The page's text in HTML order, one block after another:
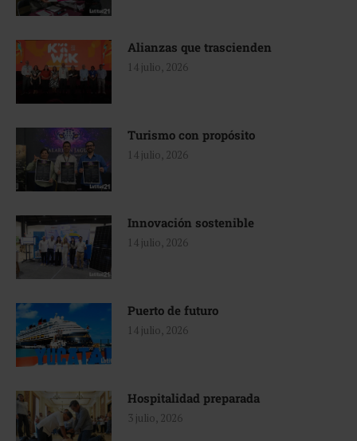
Alianzas que trascienden
14 julio, 2026
Turismo con propósito
14 julio, 2026
Innovación sostenible
14 julio, 2026
Puerto de futuro
14 julio, 2026
Hospitalidad preparada
3 julio, 2026